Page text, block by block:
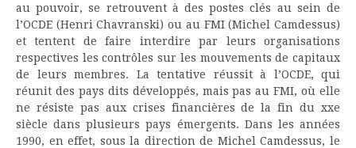
au pouvoir, se retrouvent à des postes clés au sein de
l’OCDE (Henri Chavranski) ou au FMI (Michel Camdessus)
et tentent de faire interdire par leurs organisations
respectives les contrôles sur les mouvements de capitaux
de leurs membres. La tentative réussit à l’OCDE, qui
réunit des pays dits développés, mais pas au FMI, où elle
ne résiste pas aux crises financières de la fin du xxe
siècle dans plusieurs pays émergents. Dans les années
1990, en effet, sous la direction de Michel Camdessus, le